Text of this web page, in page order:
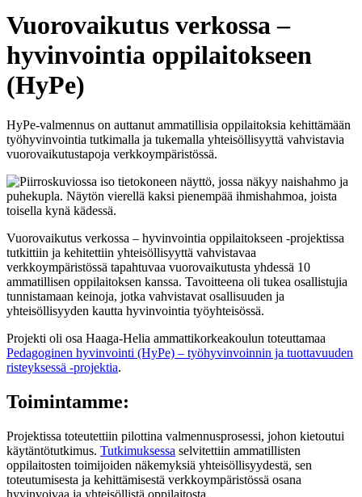
Vuorovaikutus verkossa –
hyvinvointia oppilaitokseen
(HyPe)
HyPe-valmennus on auttanut ammatillisia oppilaitoksia kehittämään
työhyvinvointia tutkimalla ja tukemalla yhteisöllisyyttä vahvistavia
vuorovaikutustapoja verkkoympäristössä.
Vuorovaikutus verkossa – hyvinvointia oppilaitokseen -projektissa
tutkittiin ja kehitettiin yhteisöllisyyttä vahvistavaa
verkkoympäristössä tapahtuvaa vuorovaikutusta yhdessä 10
ammatillisen oppilaitoksen kanssa. Tavoitteena oli tukea osallistujia
tunnistamaan keinoja, jotka vahvistavat osallisuuden ja
yhteisöllisyyden kautta hyvinvointia työyhteisössä.
Projekti oli osa Haaga-Helia ammattikorkeakoulun toteuttamaa
Pedagoginen hyvinvointi (HyPe) – työhyvinvoinnin ja tuottavuuden
risteyksessä -projektia.
Toimintamme:
Projektissa toteutettiin pilottina valmennusprosessi, johon kietoutui
käytäntötutkimus. Tutkimuksessa selvitettiin ammatillisten
oppilaitosten toimijoiden näkemyksiä yhteisöllisyydestä, sen
toteutumisesta ja kehittämisestä verkkoympäristössä osana
hyvinvoivaa ja yhteisöllistä oppilaitosta.